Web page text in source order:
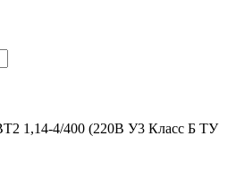
1,14-4/400 (220В У3 Класс Б ТУ